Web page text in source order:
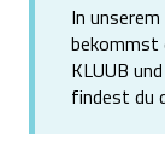
In
bekommst
KLUUB
findest du